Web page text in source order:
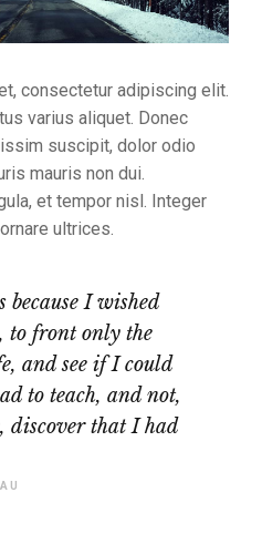
consectetur adipiscing elit.
varius aliquet. Donec
suscipit, dolor odio
mauris non dui.
et tempor nisl. Integer
ultrices.
because I wished
to front only the
and see if I could
to teach, and not,
discover that I had